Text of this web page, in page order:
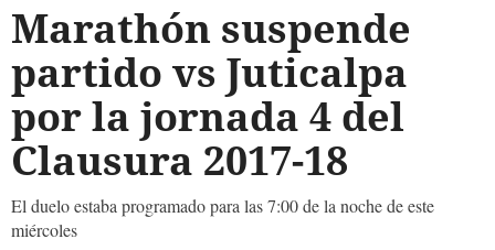
Marathón suspende
partido vs Juticalpa
por la jornada 4 del
Clausura 2017-18
El duelo estaba programado para las 7:00 de la noche de este
miércoles